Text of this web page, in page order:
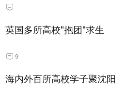
英国多所高校"抱团"求生
9
海内外百所高校学子聚沈阳